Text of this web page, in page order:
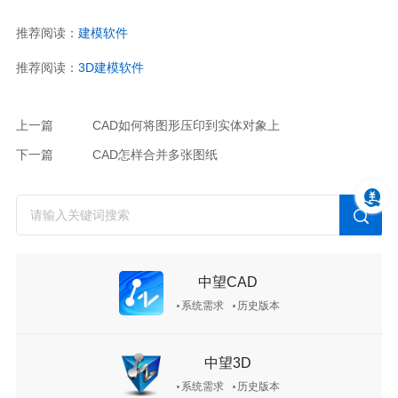
推荐阅读： 建模软件
推荐阅读： 3D建模软件
上一篇 CAD如何将图形压印到实体对象上
下一篇 CAD怎样合并多张图纸
中望CAD
系统需求 历史版本
中望3D
系统需求 历史版本